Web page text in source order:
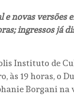
novas versões
ingressos já
Instituto de
às 19 horas, o
Borgani na